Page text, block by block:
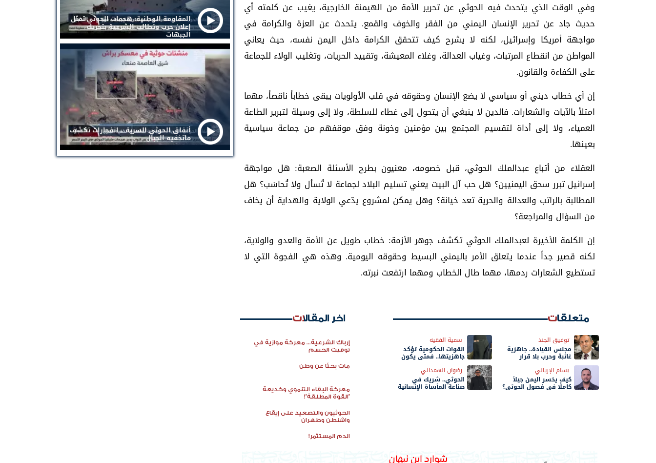
وفي الوقت الذي يتحدث فيه الحوثي عن تحرير الأمة من الهيمنة الخارجية، يغيب عن كلمته أي
حديث جاد عن تحرير الإنسان اليمني من الفقر والخوف والقمع. يتحدث عن العزة والكرامة في
مواجهة أمريكا وإسرائيل، لكنه لا يشرح كيف تتحقق الكرامة داخل اليمن نفسه، حيث يعاني
المواطن من انقطاع المرتبات، وغياب العدالة، وغلاء المعيشة، وتقييد الحريات، وتغليب الولاء للجماعة
على الكفاءة والقانون.
إن أي خطاب ديني أو سياسي لا يضع الإنسان وحقوقه في قلب الأولويات يبقى خطاباً ناقصاً، مهما
امتلأ بالآيات والشعارات. فالدين لا ينبغي أن يتحول إلى غطاء للسلطة، ولا إلى وسيلة لتبرير الطاعة
العمياء، ولا إلى أداة لتقسيم المجتمع بين مؤمنين وخونة وفق موقفهم من جماعة سياسية
بعينها.
العقلاء من أتباع عبدالملك الحوثي، قبل خصومه، معنيون بطرح الأسئلة الصعبة: هل مواجهة
إسرائيل تبرر سحق اليمنيين؟ هل حب آل البيت يعني تسليم البلاد لجماعة لا تُسأل ولا تُحاسَب؟ هل
المطالبة بالراتب والعدالة والحرية تعد خيانة؟ وهل يمكن لمشروع يدّعي الولاية والهداية أن يخاف
من السؤال والمراجعة؟
إن الكلمة الأخيرة لعبدالملك الحوثي تكشف جوهر الأزمة: خطاب طويل عن الأمة والعدو والولاية،
لكنه قصير جداً عندما يتعلق الأمر باليمني البسيط وحقوقه اليومية. وهذه هي الفجوة التي لا
تستطيع الشعارات ردمها، مهما طال الخطاب ومهما ارتفعت نبرته.
متعلقات
توفيق الجند
مجلس القيادة.. جاهزية
غائبة وحرب بلا قرار
سمية الفقيه
القوات الحكومية تؤكد
جاهزيتها.. فمتى يكون
بسام الإرياني
كيف يخسر اليمن جيلاً
كاملًا في فصول الحوثي؟
رضوان الهمداني
الحوثي.. شريك في
صناعة المأساة الإنسانية
اخر المقالات
إرباك الشرعية... معركة موازية في
توقيت الحسم
مات بحثًا عن وطن
معركة البقاء التنموي وخديعة
"القوة المطلقة"!
الحوثيون والتصعيد على إيقاع
واشنطن وطهران
الدم المستثمر!
المقاومة الوطنية: هجمات الحوثي تمثل
إعلان حرب وتطالب الشرعية بتحريك
الجبهات
أنفاق الحوثي السرية .. انفجارات تكشف
ماتخفيه الجبال